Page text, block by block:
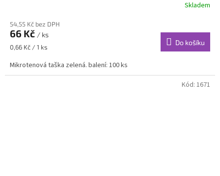
Skladem
54,55 Kč bez DPH
66 Kč / ks
Měrná
0,66 Kč / 1 ks
Do košíku
Mikrotenová taška zelená. balení: 100 ks
Kód: 1671